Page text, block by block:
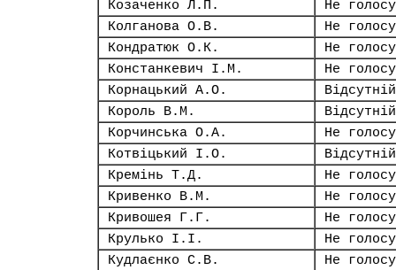
Козаченко Л.П.
Не
Колганова О.В.
Не
Кондратюк О.К.
Не
Констанкевич І.М.
Не
Корнацький А.О.
Відсутній
Король В.М.
Відсутній
Корчинська О.А.
Не
Котвіцький І.О.
Відсутній
Кремінь Т.Д.
Не
Кривенко В.М.
Не
Кривошея Г.Г.
Не
Крулько І.І.
Не
Кудлаєнко С.В.
Не